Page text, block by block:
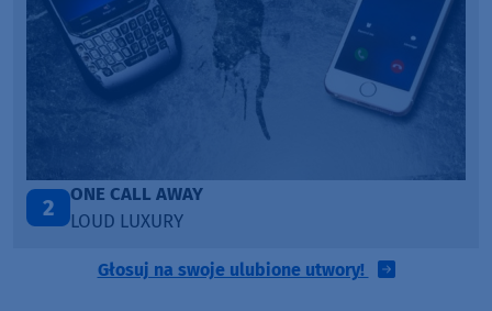
ONE CALL AWAY
LOUD LUXURY
Głosuj na swoje ulubione utwory!